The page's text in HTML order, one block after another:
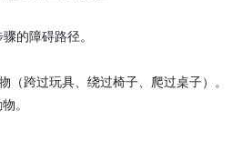
的障碍路径。
（跨过玩具、绕过椅子、爬过桌子）。
。